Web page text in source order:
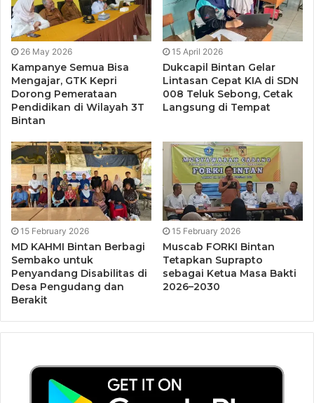
ternyata mampu mendukung para guru berkegiatan dalam
forum untuk menggerakkan Kembali MGMP SMP Kabupten
Bintan.
Dalam kegiatan tersebut, tim PKM memilih topik
matematika dalam kearifan lokal masyarakat. Ketua tim
PKM dalam kesempatannya menyampaikan bahwa
pemilihan tersebut bukan tanpa alasan.
“Salah satu aspek penting saat ini dalam kebijakan
kurikulum merdeka adalah pengintegrasian muatan lokal
dalam proses pembelajaran untuk mendukung pencapaian
profil pelajar Pancasila, maka dengan semangat itu,
matematika sebagai aktifitas manusisa dirasa berpotensi
untuk dieksplorasi karena dapat dikaitkan dengan proses
pembelajaran matematika di sekolah”, ujar Febrian.
Untuk menegaskan argument tersebut, ia menambahkan
terbukti dapat meningkatkan pembentukan karakter
peserta didik.
26 May 2026
Kampanye Semua Bisa
Mengajar, GTK Kepri
Dorong Pemerataan
Pendidikan di Wilayah 3T
Bintan
15 April 2026
Dukcapil Bintan Gelar
Lintasan Cepat KIA di SDN
008 Teluk Sebong, Cetak
Langsung di Tempat
15 February 2026
MD KAHMI Bintan Berbagi
Sembako untuk
Penyandang Disabilitas di
Desa Pengudang dan
Berakit
15 February 2026
Muscab FORKI Bintan
Tetapkan Suprapto
sebagai Ketua Masa Bakti
2026–2030